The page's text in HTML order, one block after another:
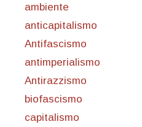
ambiente
anticapitalismo
Antifascismo
antimperialismo
Antirazzismo
biofascismo
capitalismo